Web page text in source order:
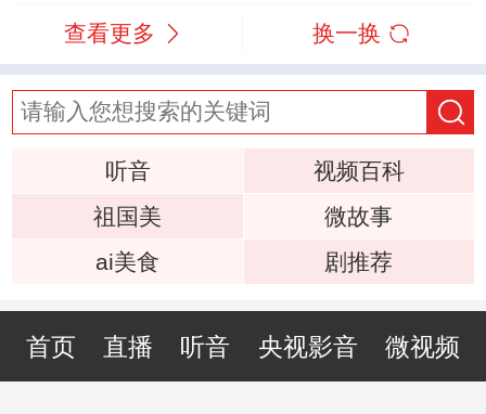
查看更多 换一换
听音
视频百科
祖国美
微故事
ai美食
剧推荐
首页 直播 听音 央视影音 微视频